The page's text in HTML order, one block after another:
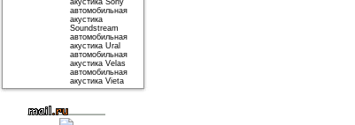
акустика Sony
автомобильная
акустика
Soundstream
автомобильная
акустика Ural
автомобильная
акустика Velas
автомобильная
акустика Vieta